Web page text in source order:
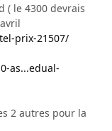
( le 4300 devrais
prix-21507/
as...edual-
2 autres pour la